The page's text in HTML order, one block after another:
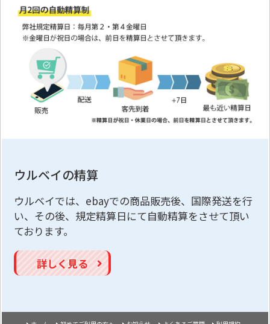
ウルベイの精算
ウルベイでは、ebayでの商品販売後、国際発送を行
い、その後、規定精算日にて自動精算をさせて頂い
ております。
詳しく見る